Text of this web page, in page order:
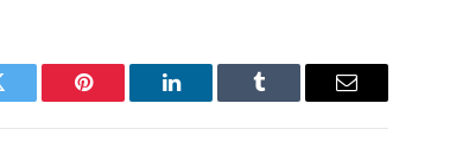
Pinterest LinkedIn Tumblr Email